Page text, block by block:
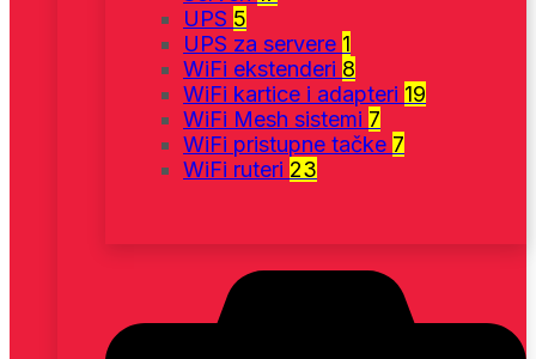
UPS 5
UPS za servere 1
WiFi ekstenderi 8
WiFi kartice i adapteri 19
WiFi Mesh sistemi 7
WiFi pristupne tačke 7
WiFi ruteri 23